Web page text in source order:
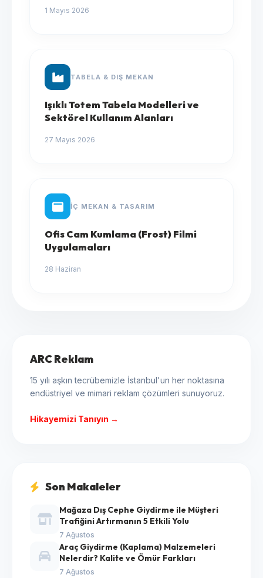
1 Mayıs 2026
TABELA & DIŞ MEKAN
Işıklı Totem Tabela Modelleri ve
Sektörel Kullanım Alanları
27 Mayıs 2026
İÇ MEKAN & TASARIM
Ofis Cam Kumlama (Frost) Filmi
Uygulamaları
28 Haziran
ARC Reklam
15 yılı aşkın tecrübemizle İstanbul'un her noktasına
endüstriyel ve mimari reklam çözümleri sunuyoruz.
Hikayemizi Tanıyın →
Son Makaleler
Mağaza Dış Cephe Giydirme ile Müşteri
Trafiğini Artırmanın 5 Etkili Yolu
7 Ağustos
Araç Giydirme (Kaplama) Malzemeleri
Nelerdir? Kalite ve Ömür Farkları
7 Ağustos